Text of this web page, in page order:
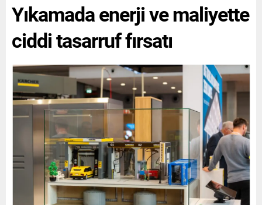
Yıkamada enerji ve maliyette
ciddi tasarruf fırsatı